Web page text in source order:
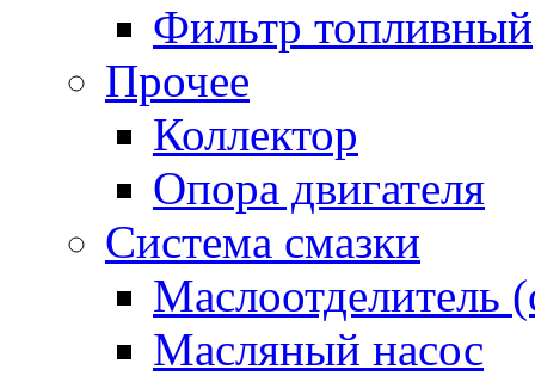
Фильтр топливный
Прочее
Коллектор
Опора двигателя
Система смазки
Маслоотделитель
Масляный насос